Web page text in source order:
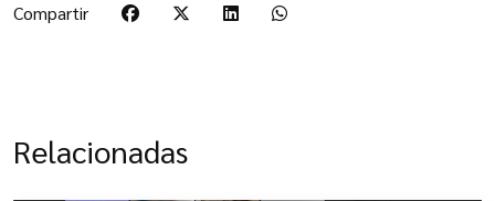
Compartir
Relacionadas